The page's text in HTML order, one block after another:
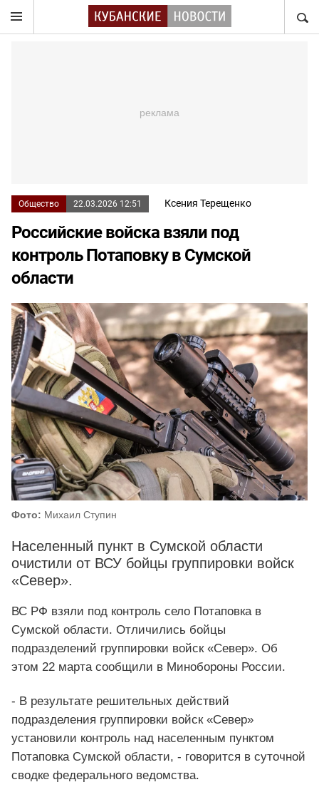
Общество 22.03.2026 12:51 Ксения Терещенко
Российские войска взяли под
контроль Потаповку в Сумской
области
Фото: Михаил Ступин
Населенный пункт в Сумской области
очистили от ВСУ бойцы группировки войск
«Север».
ВС РФ взяли под контроль село Потаповка в
Сумской области. Отличились бойцы
подразделений группировки войск «Север». Об
этом 22 марта сообщили в Минобороны России.
- В результате решительных действий
подразделения группировки войск «Север»
установили контроль над населенным пунктом
Потаповка Сумской области, - говорится в суточной
сводке федерального ведомства.